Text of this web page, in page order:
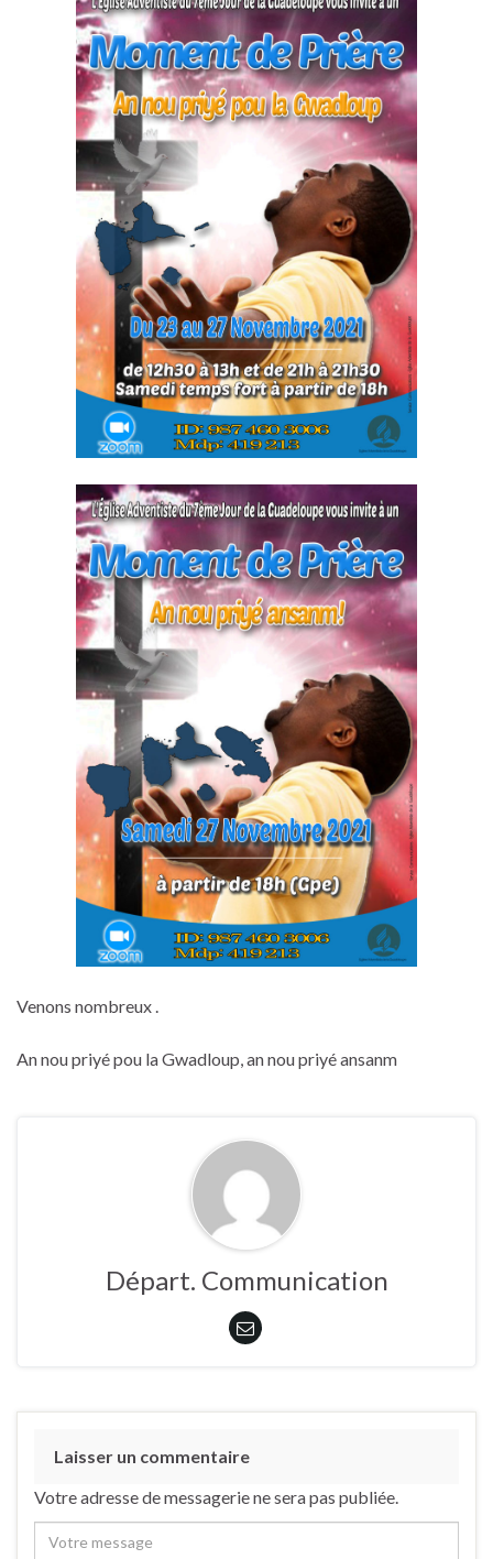
Venons nombreux .
An nou priyé pou la Gwadloup, an nou priyé ansanm
Départ. Communication
Laisser un commentaire
Votre adresse de messagerie ne sera pas publiée.